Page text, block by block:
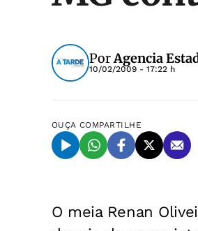
PorAgencia
10/02/2009 - 17:22 h
OUÇA COMPARTILHE
O meia Renan